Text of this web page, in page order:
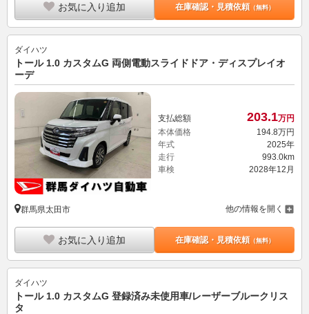
お気に入り追加 在庫確認・見積依頼（無料）
ダイハツ
トール 1.0 カスタムG 両側電動スライドドア・ディスプレイオ
ーデ
支払総額 203.1万円
本体価格
194.8万円
年式
2025年
走行
993.0km
車検
2028年12月
群馬県太田市 他の情報を開く
お気に入り追加 在庫確認・見積依頼（無料）
ダイハツ
トール 1.0 カスタムG 登録済み未使用車/レーザーブルークリス
タ